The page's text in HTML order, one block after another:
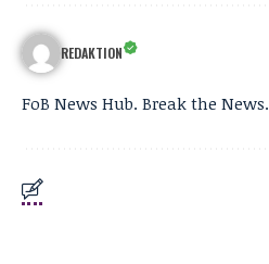
REDAKTION
FoB News Hub. Break the News.